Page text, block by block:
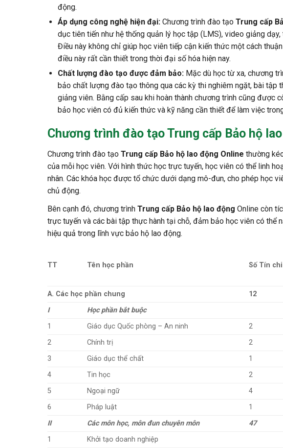
động.
Áp dụng công nghệ hiện đại:Chương trình đào tạo Trung cấp
dục tiên tiến như hệ thống quản lý học tập (LMS), video giảng
Điều này không chỉ giúp học viên tiếp cận kiến thức một cách
điều này rất cần thiết trong thời đại số hóa hiện nay.
Chất lượng đào tạo được đảm bảo:Mặc dù học từ xa, chương
bảo chất lượng đào tạo thông qua các kỳ thi nghiêm ngặt, bài tập
giảng viên. Bằng cấp sau khi hoàn thành chương trình cũng được
bảo học viên có đủ kiến thức và kỹ năng cần thiết để làm việc
Chương trình đào tạo Trung cấp Bảo hộ
Chương trình đào tạoTrung cấp Bảo hộ lao động Online thường
của mỗi học viên. Với hình thức học trực tuyến, học viên có thể linh
nhân. Các khóa học được tổ chức dưới dạng mô-đun, cho phép học
chủ động.
Bên cạnh đó, chương trìnhTrung cấp Bảo hộ lao độngOnline còn
trực tuyến và các bài tập thực hành tại chỗ, đảm bảo học viên có thể
hiệu quả trong lĩnh vực bảo hộ lao động.
TT Tên học phần Số Tín chi
A. Các học phần chung
12
I
Học phần bắt buộc
1
Giáo dục Quốc phòng – An ninh 2
2
Chính trị 2
3
Giáo dục thể chất 1
4
Tin học 2
5
Ngoại ngữ 4
6
Pháp luật 1
II
Các môn học, môn đun chuyên môn 47
1
Khởi tạo doanh nghiệp